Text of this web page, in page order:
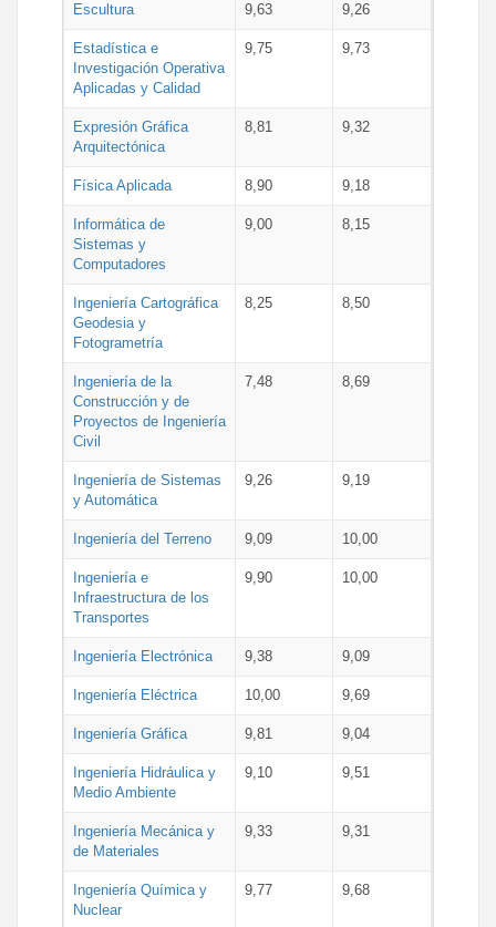
Escultura 9,63 9,26
Estadística e
Investigación Operativa
Aplicadas y Calidad
9,75 9,73
Expresión Gráfica
Arquitectónica
8,81 9,32
Física Aplicada 8,90 9,18
Informática de
Sistemas y
Computadores
9,00 8,15
Ingeniería Cartográfica
Geodesia y
Fotogrametría
8,25 8,50
Ingeniería de la
Construcción y de
Proyectos de Ingeniería
Civil
7,48 8,69
Ingeniería de Sistemas
y Automática
9,26 9,19
Ingeniería del Terreno 9,09 10,00
Ingeniería e
Infraestructura de los
Transportes
9,90 10,00
Ingeniería Electrónica 9,38 9,09
Ingeniería Eléctrica 10,00 9,69
Ingeniería Gráfica 9,81 9,04
Ingeniería Hidráulica y
Medio Ambiente
9,10 9,51
Ingeniería Mecánica y
de Materiales
9,33 9,31
Ingeniería Química y
Nuclear
9,77 9,68